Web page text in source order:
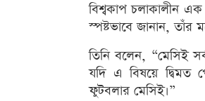
বিশ্বকাপ চলাকালীন
স্পষ্টভাবে জানান, তাঁর
তিনি বলেন, “মেসিই
যদি এ বিষয়ে
ফুটবলার মেসিই।”